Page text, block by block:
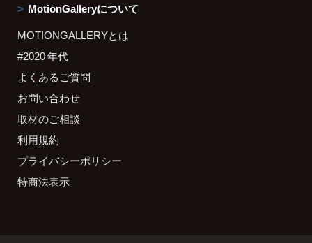
MotionGalleryについて
MOTIONGALLERYとは
#2020 年代
よくあるご質問
お問い合わせ
取材のご相談
利用規約
プライバシーポリシー
特商法表示